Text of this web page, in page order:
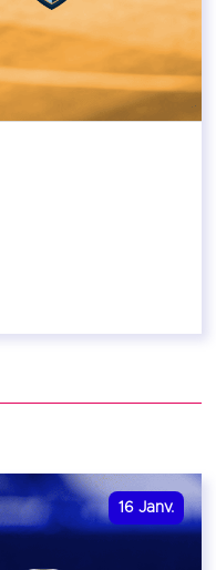
16 Janv.